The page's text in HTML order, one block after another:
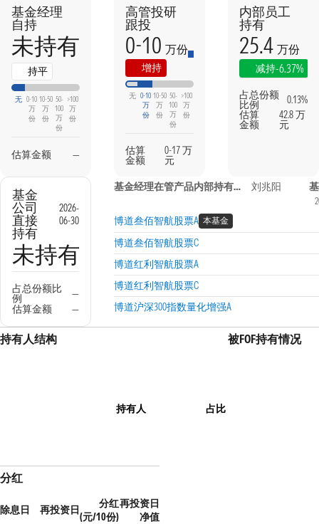
基金经理
自持
未持有
持平
无 0-10
万
份
10-50
万
份
50-
100
万
份
>100
万
份
估算金额 —
高管投研
跟投
0-10 万份
增持
无 0-10
万
份
10-50
万
份
50-
100
万
份
>100
万
份
估算
金额
0-17 万
元
内部员工
持有
25.4 万份
减持-6.37%
占总份额
比例
0.13%
估算
金额
42.8 万
元
基金
公司
直接
持有
2026-
06-30
未持有
占总份额比
例
—
估算金额
—
基金经理在管产品内部持有信息 刘兆阳
博道叁佰智航股票A 本基金
博道叁佰智航股票C
博道红利智航股票A
博道红利智航股票C
博道沪深300指数量化增强A
持有人结构
持有人 占比
被FOF持有情况
分红
除息日 再投资日
分红
(元/10份)
再投资日
净值